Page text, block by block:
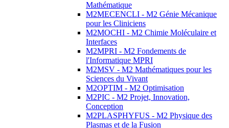
Mathématique
M2MECENCLI - M2 Génie Mécanique
pour les Cliniciens
M2MOCHI - M2 Chimie Moléculaire et
Interfaces
M2MPRI - M2 Fondements de
l'Informatique MPRI
M2MSV - M2 Mathématiques pour les
Sciences du Vivant
M2OPTIM - M2 Optimisation
M2PIC - M2 Projet, Innovation,
Conception
M2PLASPHYFUS - M2 Physique des
Plasmas et de la Fusion